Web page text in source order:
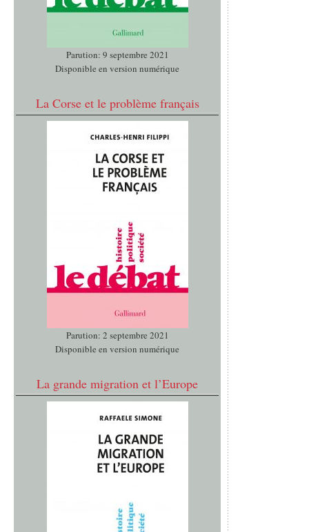
Parution: 9 septembre 2021
Disponible en version numérique
La Corse et le problème français
Parution: 2 septembre 2021
Disponible en version numérique
La grande migration et l’Europe